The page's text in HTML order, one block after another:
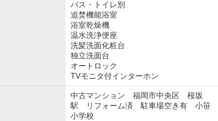
バス・トイレ別
追焚機能浴室
浴室乾燥機
温水洗浄便座
洗髪洗面化粧台
独立洗面台
オートロック
TVモニタ付インターホン
中古マンション 福岡市中央区 桜坂
駅 リフォーム済 駐車場空き有 小笹
小学校